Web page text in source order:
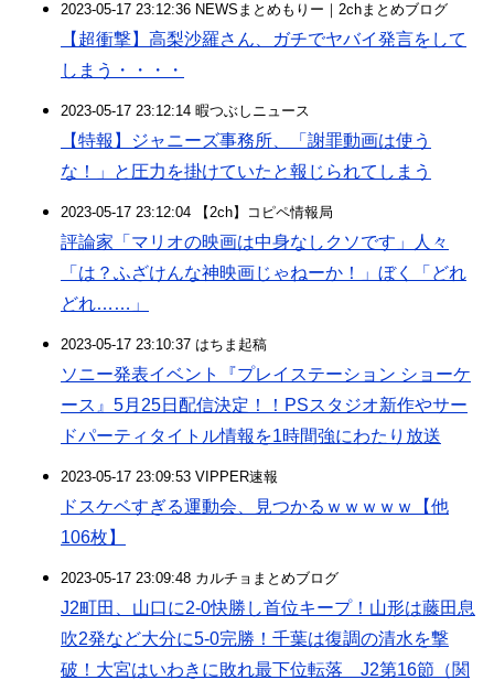
2023-05-17 23:12:36 NEWSまとめもりー｜2chまとめブログ
【超衝撃】高梨沙羅さん、ガチでヤバイ発言をして
しまう・・・・
2023-05-17 23:12:14 暇つぶしニュース
【特報】ジャニーズ事務所、「謝罪動画は使う
な！」と圧力を掛けていたと報じられてしまう
2023-05-17 23:12:04 【2ch】コピペ情報局
評論家「マリオの映画は中身なしクソです」人々
「は？ふざけんな神映画じゃねーか！」ぼく「どれ
どれ……」
2023-05-17 23:10:37 はちま起稿
ソニー発表イベント『プレイステーション ショーケ
ース』5月25日配信決定！！PSスタジオ新作やサー
ドパーティタイトル情報を1時間強にわたり放送
2023-05-17 23:09:53 VIPPER速報
ドスケベすぎる運動会、見つかるｗｗｗｗｗ【他
106枚】
2023-05-17 23:09:48 カルチョまとめブログ
J2町田、山口に2-0快勝し首位キープ！山形は藤田息
吹2発など大分に5-0完勝！千葉は復調の清水を撃
破！大宮はいわきに敗れ最下位転落 J2第16節（関